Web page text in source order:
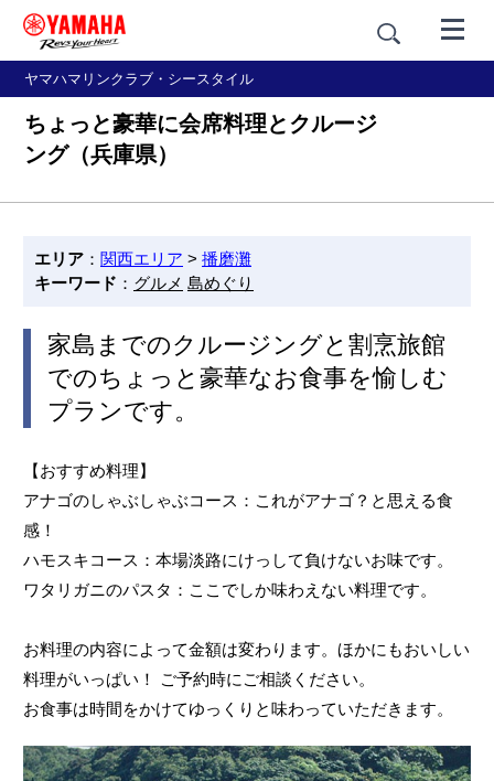
ヤマハマリンクラブ・シースタイル
ちょっと豪華に会席料理とクルージ
ング（兵庫県）
エリア ： 関西エリア > 播磨灘
キーワード ： グルメ 島めぐり
家島までのクルージングと割烹旅館
でのちょっと豪華なお食事を愉しむ
プランです。
【おすすめ料理】
アナゴのしゃぶしゃぶコース：これがアナゴ？と思える食
感！
ハモスキコース：本場淡路にけっして負けないお味です。
ワタリガニのパスタ：ここでしか味わえない料理です。
お料理の内容によって金額は変わります。ほかにもおいしい
料理がいっぱい！ ご予約時にご相談ください。
お食事は時間をかけてゆっくりと味わっていただきます。